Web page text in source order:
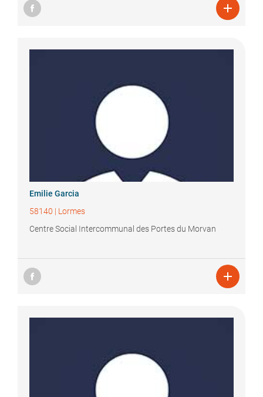

Emilie Garcia
58140 | Lormes
Centre Social Intercommunal des Portes du Morvan
